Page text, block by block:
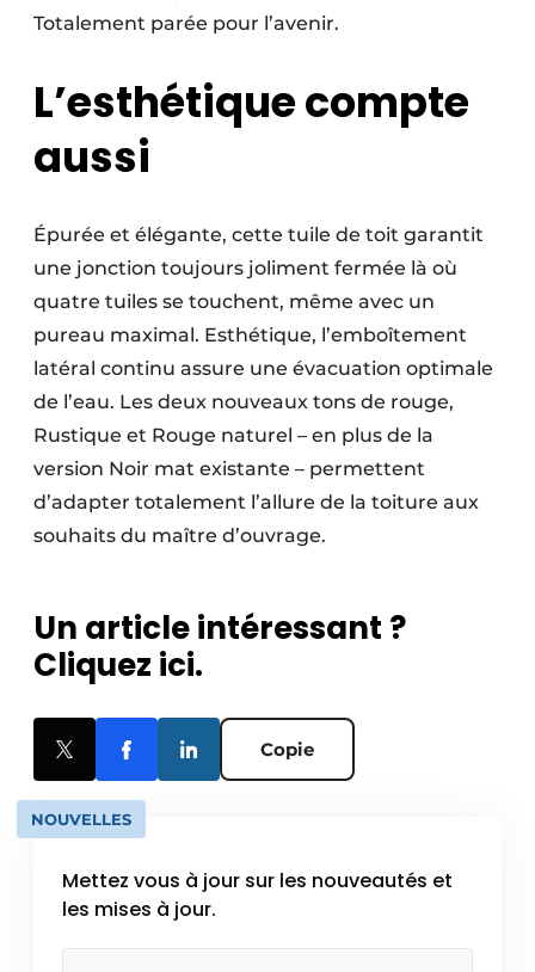
Totalement parée pour l’avenir.
L’esthétique compte
aussi
Épurée et élégante, cette tuile de toit garantit
une jonction toujours joliment fermée là où
quatre tuiles se touchent, même avec un
pureau maximal. Esthétique, l’emboîtement
latéral continu assure une évacuation optimale
de l’eau. Les deux nouveaux tons de rouge,
Rustique et Rouge naturel – en plus de la
version Noir mat existante – permettent
d’adapter totalement l’allure de la toiture aux
souhaits du maître d’ouvrage.
Un article intéressant ?
Cliquez ici.
Copie
NOUVELLES
Mettez vous à jour sur les nouveautés et
les mises à jour.